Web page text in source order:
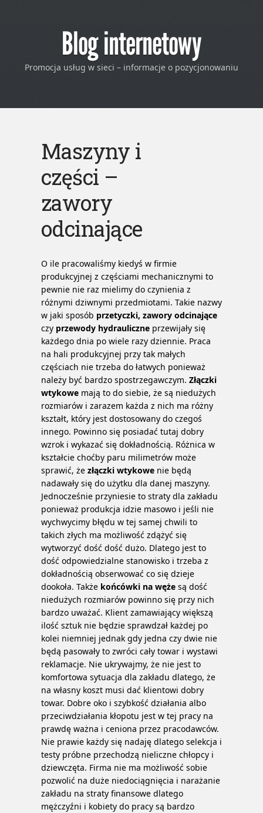
Blog internetowy
Promocja usług w sieci – informacje o pozycjonowaniu
Maszyny i
części –
zawory
odcinające
O ile pracowaliśmy kiedyś w firmie
produkcyjnej z częściami mechanicznymi to
pewnie nie raz mielimy do czynienia z
różnymi dziwnymi przedmiotami. Takie nazwy
w jaki sposób przetyczki, zawory odcinające
czy przewody hydrauliczne przewijały się
każdego dnia po wiele razy dziennie. Praca
na hali produkcyjnej przy tak małych
częściach nie trzeba do łatwych ponieważ
należy być bardzo spostrzegawczym. Złączki
wtykowe mają to do siebie, że są niedużych
rozmiarów i zarazem każda z nich ma różny
kształt, który jest dostosowany do czegoś
innego. Powinno się posiadać tutaj dobry
wzrok i wykazać się dokładnością. Różnica w
kształcie choćby paru milimetrów może
sprawić, że złączki wtykowe nie będą
nadawały się do użytku dla danej maszyny.
Jednocześnie przyniesie to straty dla zakładu
ponieważ produkcja idzie masowo i jeśli nie
wychwycimy błędu w tej samej chwili to
takich złych ma możliwość zdążyć się
wytworzyć dość dość dużo. Dlatego jest to
dość odpowiedzialne stanowisko i trzeba z
dokładnością obserwować co się dzieje
dookoła. Także końcówki na węże są dość
niedużych rozmiarów powinno się przy nich
bardzo uważać. Klient zamawiający większą
ilość sztuk nie będzie sprawdzał każdej po
kolei niemniej jednak gdy jedna czy dwie nie
będą pasowały to zwróci cały towar i wystawi
reklamacje. Nie ukrywajmy, że nie jest to
komfortowa sytuacja dla zakładu dlatego, że
na własny koszt musi dać klientowi dobry
towar. Dobre oko i szybkość działania albo
przeciwdziałania kłopotu jest w tej pracy na
prawdę ważna i ceniona przez pracodawców.
Nie prawie każdy się nadaję dlatego selekcja i
testy próbne przechodzą nieliczne chłopcy i
dziewczęta. Firma nie ma możliwość sobie
pozwolić na duże niedociągnięcia i narażanie
zakładu na straty finansowe dlatego
mężczyźni i kobiety do pracy są bardzo